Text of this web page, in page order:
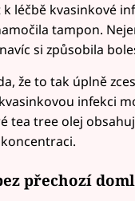
léčbě kvasinkové
tampon.
si způsobila
že to tak úplně
infekci
tea tree olej
přechozí